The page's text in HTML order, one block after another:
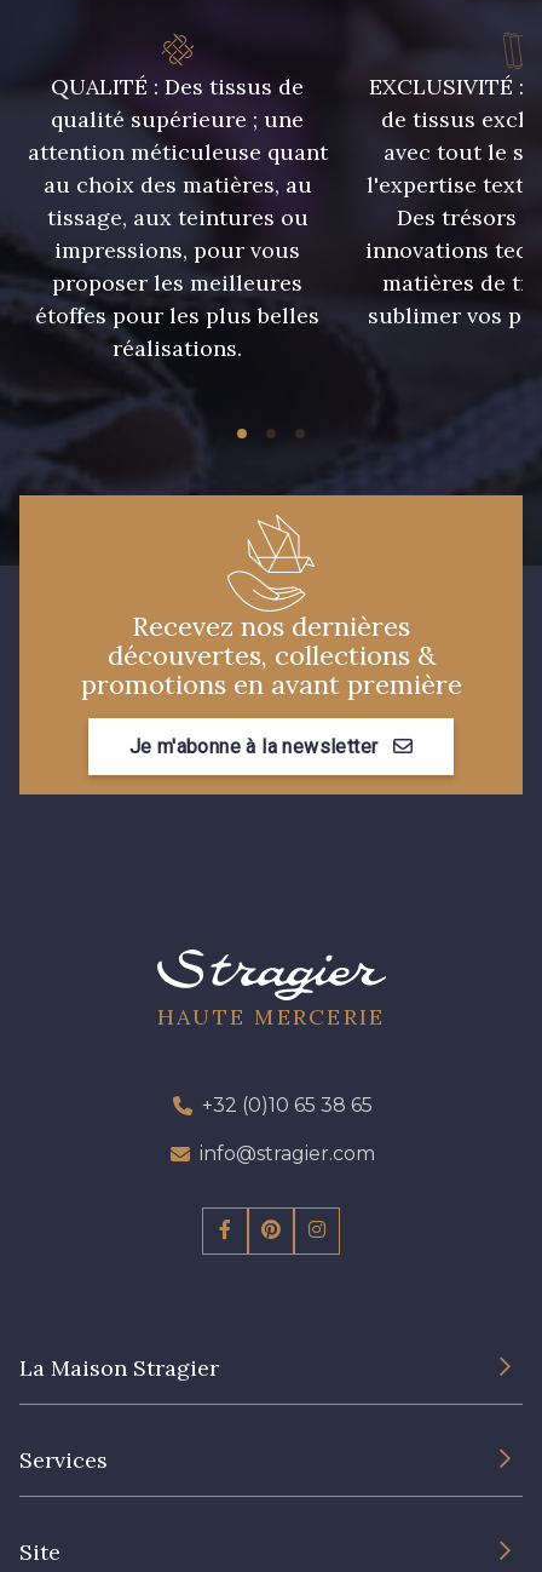
QUALITÉ : Des tissus de
qualité supérieure ; une
attention méticuleuse quant
au choix des matières, au
tissage, aux teintures ou
impressions, pour vous
proposer les meilleures
étoffes pour les plus belles
réalisations.
EXCLUSIVITÉ :
de tissus
avec tout le
l'expertise
Des trésors
innovations
matières de
sublimer vos
Recevez nos dernières
découvertes, collections &
promotions en avant première
Je m'abonne à la newsletter
HAUTE MERCERIE
+32 (0)10 65 38 65
info@stragier.com
La Maison Stragier
Services
Site